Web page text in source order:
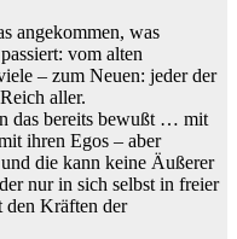
angekommen, was
vom alten
– zum Neuen: jeder der
aller.
das bereits bewußt … mit
ihren Egos – aber
die kann keine Äußerer
nur in sich selbst in freier
Kräften der